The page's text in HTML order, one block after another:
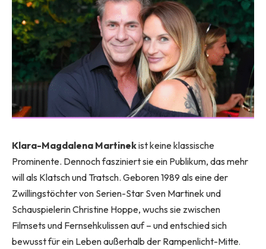
Klara-Magdalena Martinekist keine klassische
Prominente. Dennoch fasziniert sie ein Publikum, das mehr
will als Klatsch und Tratsch. Geboren 1989 als eine der
Zwillingstöchter von Serien-Star Sven Martinek und
Schauspielerin Christine Hoppe, wuchs sie zwischen
Filmsets und Fernsehkulissen auf – und entschied sich
bewusst für ein Leben außerhalb der Rampenlicht-Mitte.